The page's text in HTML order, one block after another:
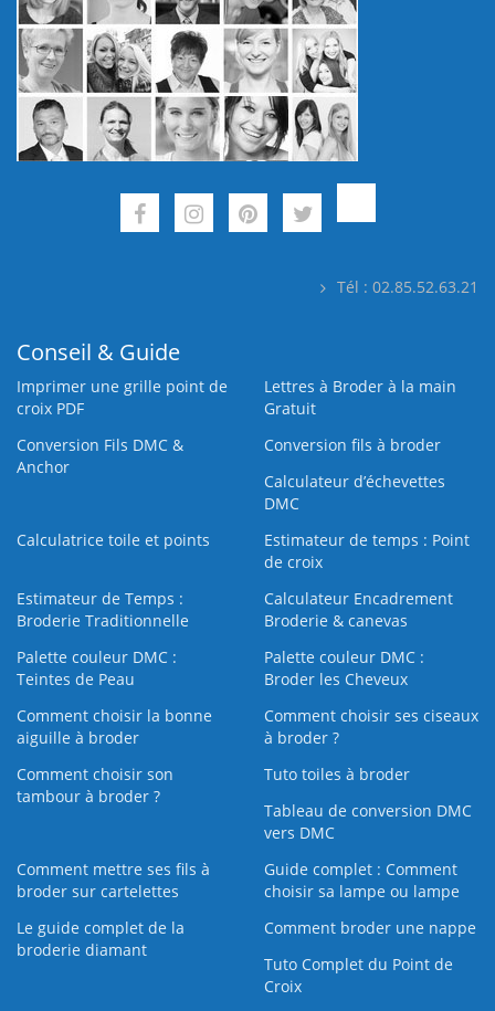
Tél : 02.85.52.63.21
Conseil & Guide
Imprimer une grille point de
croix PDF
Lettres à Broder à la main
Gratuit
Conversion Fils DMC &
Anchor
Conversion fils à broder
Calculateur d’échevettes
DMC
Calculatrice toile et points
Estimateur de temps : Point
de croix
Estimateur de Temps :
Broderie Traditionnelle
Calculateur Encadrement
Broderie & canevas
Palette couleur DMC :
Teintes de Peau
Palette couleur DMC :
Broder les Cheveux
Comment choisir la bonne
aiguille à broder
Comment choisir ses ciseaux
à broder ?
Comment choisir son
tambour à broder ?
Tuto toiles à broder
Tableau de conversion DMC
vers DMC
Comment mettre ses fils à
broder sur cartelettes
Guide complet : Comment
choisir sa lampe ou lampe
Le guide complet de la
broderie diamant
Comment broder une nappe
Tuto Complet du Point de
Croix